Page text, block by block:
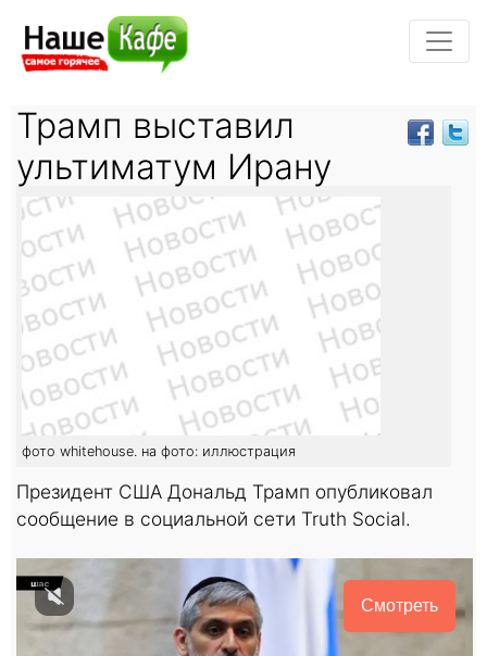
Трамп выставил
ультиматум Ирану
фото whitehouse. на фото: иллюстрация
Президент США Дональд Трамп опубликовал
сообщение в социальной сети Truth Social.
Смотреть